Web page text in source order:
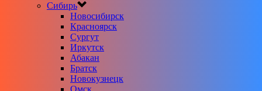
Сибирь
Новосибирск
Красноярск
Сургут
Иркутск
Абакан
Братск
Новокузнецк
Омск